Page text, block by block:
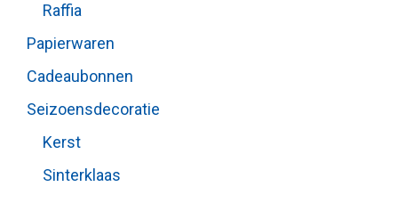
Raffia
Papierwaren
Cadeaubonnen
Seizoensdecoratie
Kerst
Sinterklaas